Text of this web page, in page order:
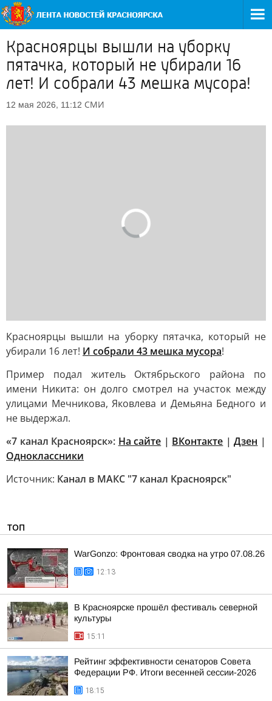
Красноярцы вышли на уборку
пятачка, который не убирали 16
лет! И собрали 43 мешка мусора!
12 мая 2026, 11:12 СМИ
Красноярцы вышли на уборку пятачка, который не
убирали 16 лет! И собрали 43 мешка мусора!
Пример подал житель Октябрьского района по
имени Никита: он долго смотрел на участок между
улицами Мечникова, Яковлева и Демьяна Бедного и
не выдержал.
«7 канал Красноярск»: На сайте | ВКонтакте |Дзен |
Одноклассники
Источник: Канал в МАКС "7 канал Красноярск"
ТОП
WarGonzo: Фронтовая сводка на утро 07.08.26
12:13
В Красноярске прошёл фестиваль северной
культуры
15:11
Рейтинг эффективности сенаторов Совета
Федерации РФ. Итоги весенней сессии-2026
18:15